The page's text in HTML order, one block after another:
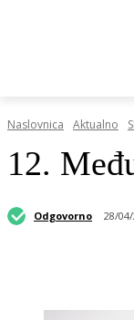
Naslovnica Aktualno
12.
Odgovorno 28/